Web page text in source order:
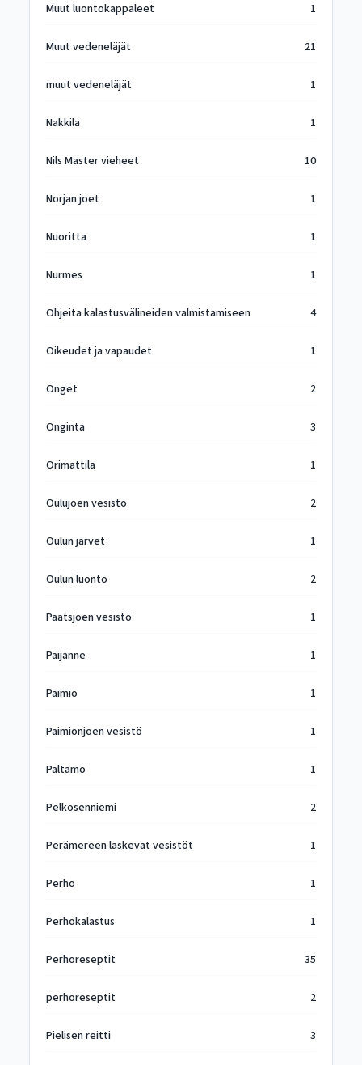
Muut luontokappaleet 1
Muut vedeneläjät 21
muut vedeneläjät 1
Nakkila 1
Nils Master vieheet 10
Norjan joet 1
Nuoritta 1
Nurmes 1
Ohjeita kalastusvälineiden valmistamiseen 4
Oikeudet ja vapaudet 1
Onget 2
Onginta 3
Orimattila 1
Oulujoen vesistö 2
Oulun järvet 1
Oulun luonto 2
Paatsjoen vesistö 1
Päijänne 1
Paimio 1
Paimionjoen vesistö 1
Paltamo 1
Pelkosenniemi 2
Perämereen laskevat vesistöt 1
Perho 1
Perhokalastus 1
Perhoreseptit 35
perhoreseptit 2
Pielisen reitti 3